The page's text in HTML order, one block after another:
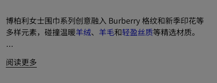
博柏利女士围巾系列创意融入 Burberry 格纹和新季印花等
多样元素，碰撞温暖羊绒、 羊毛和轻盈丝质等精选材质。
阅读更多